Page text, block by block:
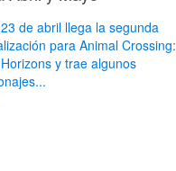
de abril llega la segunda
para Animal Crossing:
y trae algunos